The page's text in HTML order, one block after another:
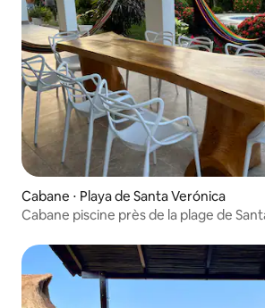
Cabane ⋅ Playa de Santa Verónica
Cabane piscine près de la plage de